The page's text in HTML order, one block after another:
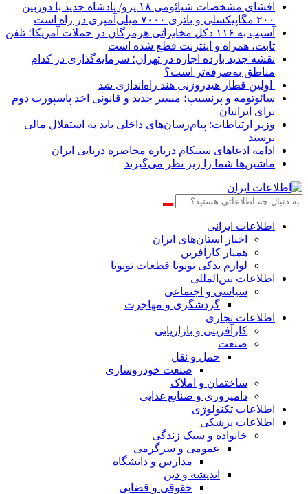
افشای مشخصات شیائومی ۱۸ پرو/ پادشاه جدید با دوربین
۲۰۰ مگاپیکسلی و باتری ۷۰۰۰ میلی‌آمپری در راه است
آسیب به ۱۱۶ دکل مخابراتی هرمزگان در حملات آمریکا؛ تلفن
ثابت، همراه و اینترنت ‌قطع شده است
نقشه جدید بازده اجاره در تهران؛ سرمایه‌گذاری در کدام
مناطق به‌صرفه‌تر است؟
اولین قطار هیدروژنی هند راه‌اندازی شد
سائوتومه و پرنسیپ؛ مسیر جدید و قانونی اخذ پاسپورت دوم
برای ایرانیان
وزیر ارتباطات: پیام‌رسان‌های داخلی باید به استقلال مالی
برسند
ادامه ادعاهای سنتکام درباره محاصره دریایی ایران
ماشین‌ها شما را زیر نظر می‌گیرند
اطلاعات‌ ‎ایرانی
اخبار استان‌های ایران
همیار کارآفرین
لوازم یدکی تویوتا قطعات تویوتا
اطلاعات بین‌المللی
سیاسی و اجتماعی
گردشگری و مهاجرت
اطلاعات تجاری
کارآفرینی و بازاریابی
صنعت
حمل و نقل
صنعت خودروسازی
ساختمان و املاک
دامپروری و صنایع غذایی
اطلاعات تکنولوژی
اطلاعات پزشکی
خانواده و سبک زندگی
عمومی و سرگرمی
مدارس و دانشگاه
اندیشه و دین
حقوقی و قضایی